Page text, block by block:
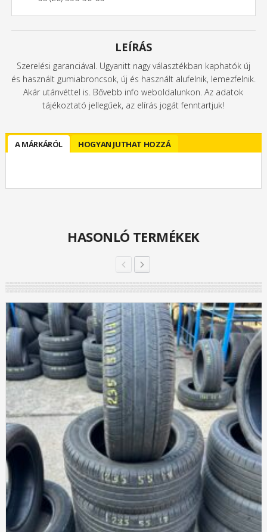
LEÍRÁS
Szerelési garanciával. Ugyanitt nagy választékban kaphatók új
és használt gumiabroncsok, új és használt alufelnik, lemezfelnik.
Akár utánvéttel is. Bővebb info weboldalunkon. Az adatok
tájékoztató jellegűek, az elírás jogát fenntartjuk!
A MÁRKÁRÓL HOGYAN JUTHAT HOZZÁ
HASONLÓ TERMÉKEK